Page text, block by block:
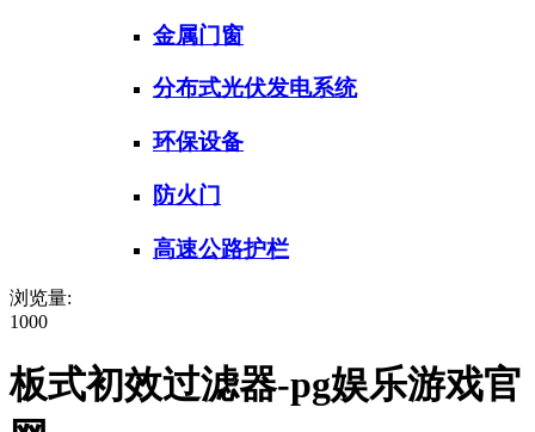
金属门窗
分布式光伏发电系统
环保设备
防火门
高速公路护栏
浏览量:
1000
板式初效过滤器-pg娱乐游戏官